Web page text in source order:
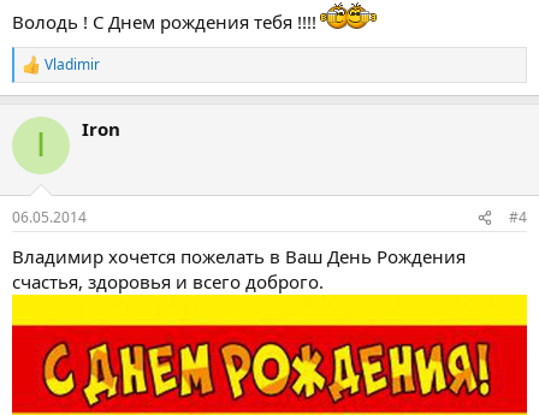
Володь ! С Днем рождения тебя !!!!
Р
е
к
и
:
Vladimir
I Iron
06.05.2014 #4
Владимир хочется пожелать в Ваш День Рождения
счастья, здоровья и всего доброго.